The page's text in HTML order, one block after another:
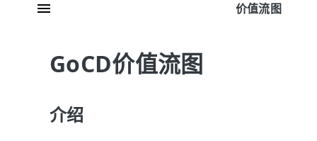
价值流图
GoCD价值流图
介绍